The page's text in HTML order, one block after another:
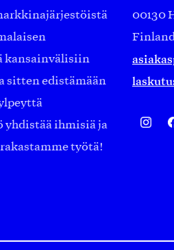
kansainvälisiin
sitten edistämään
yhdistää ihmisiä ja
työtä!
00130